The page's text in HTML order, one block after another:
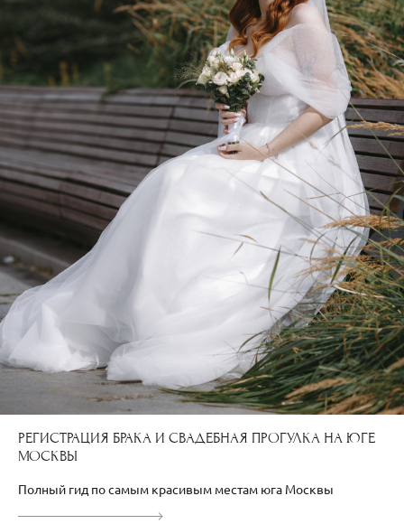
РЕГИСТРАЦИЯ БРАКА И СВАДЕБНАЯ ПРОГУЛКА НА ЮГЕ
МОСКВЫ
Полный гид по самым красивым местам юга Москвы